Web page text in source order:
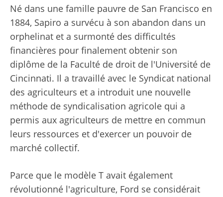
Né dans une famille pauvre de San Francisco en
1884, Sapiro a survécu à son abandon dans un
orphelinat et a surmonté des difficultés
financières pour finalement obtenir son
diplôme de la Faculté de droit de l'Université de
Cincinnati. Il a travaillé avec le Syndicat national
des agriculteurs et a introduit une nouvelle
méthode de syndicalisation agricole qui a
permis aux agriculteurs de mettre en commun
leurs ressources et d'exercer un pouvoir de
marché collectif.
Parce que le modèle T avait également
révolutionné l'agriculture, Ford se considérait